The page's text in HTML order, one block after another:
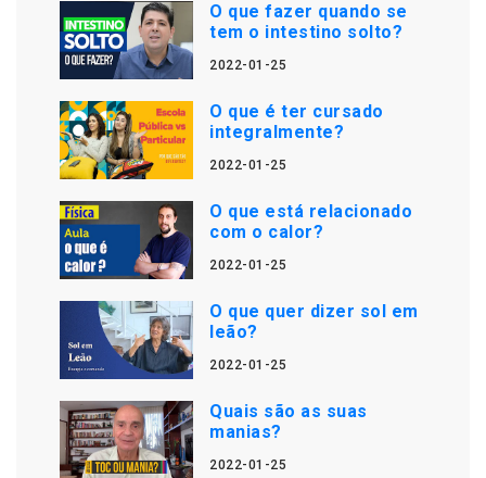
O que fazer quando se
tem o intestino solto?
2022-01-25
O que é ter cursado
integralmente?
2022-01-25
O que está relacionado
com o calor?
2022-01-25
O que quer dizer sol em
leão?
2022-01-25
Quais são as suas
manias?
2022-01-25